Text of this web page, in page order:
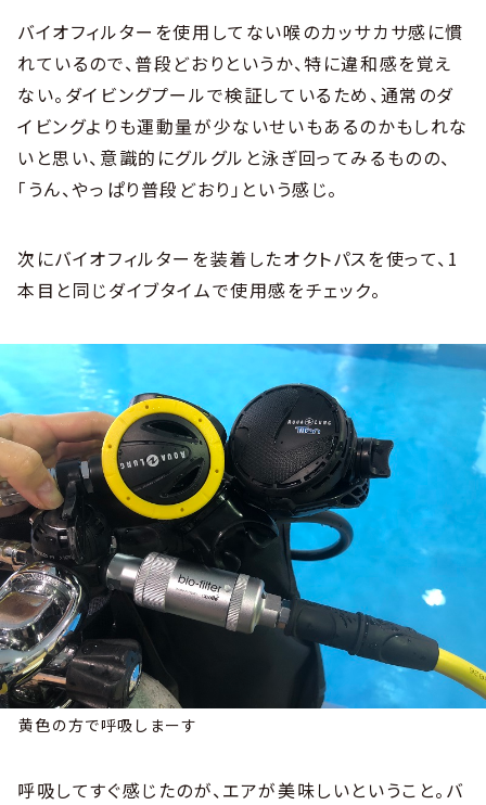
バイオフィルターを使用してない喉のカッサカサ感に慣
れているので、普段どおりというか、特に違和感を覚え
ない。ダイビングプールで検証しているため、通常のダ
イビングよりも運動量が少ないせいもあるのかもしれな
いと思い、意識的にグルグルと泳ぎ回ってみるものの、
「うん、やっぱり普段どおり」という感じ。
次にバイオフィルターを装着したオクトパスを使って、1
本目と同じダイブタイムで使用感をチェック。
黄色の方で呼吸しまーす
呼吸してすぐ感じたのが、エアが美味しいということ。バ